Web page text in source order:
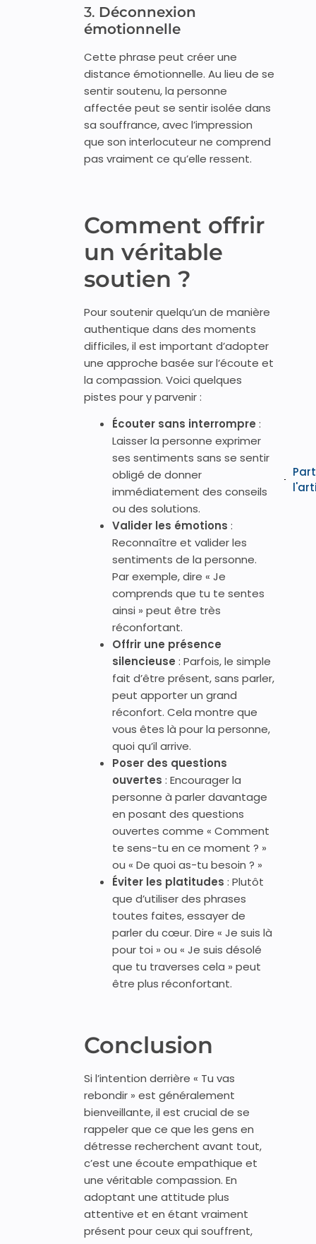
3. Déconnexion
émotionnelle
Cette phrase peut créer une
distance émotionnelle. Au lieu de se
sentir soutenu, la personne
affectée peut se sentir isolée dans
sa souffrance, avec l’impression
que son interlocuteur ne comprend
pas vraiment ce qu’elle ressent.
Comment offrir
un véritable
soutien ?
Pour soutenir quelqu’un de manière
authentique dans des moments
difficiles, il est important d’adopter
une approche basée sur l’écoute et
la compassion. Voici quelques
pistes pour y parvenir :
Écouter sans interrompre :
Laisser la personne exprimer
ses sentiments sans se sentir
obligé de donner
immédiatement des conseils
ou des solutions.
Valider les émotions :
Reconnaître et valider les
sentiments de la personne.
Par exemple, dire « Je
comprends que tu te sentes
ainsi » peut être très
réconfortant.
Offrir une présence
silencieuse : Parfois, le simple
fait d’être présent, sans parler,
peut apporter un grand
réconfort. Cela montre que
vous êtes là pour la personne,
quoi qu’il arrive.
Poser des questions
ouvertes : Encourager la
personne à parler davantage
en posant des questions
ouvertes comme « Comment
te sens-tu en ce moment ? »
ou « De quoi as-tu besoin ? »
Éviter les platitudes : Plutôt
que d’utiliser des phrases
toutes faites, essayer de
parler du cœur. Dire « Je suis là
pour toi » ou « Je suis désolé
que tu traverses cela » peut
être plus réconfortant.
Conclusion
Si l’intention derrière « Tu vas
rebondir » est généralement
bienveillante, il est crucial de se
rappeler que ce que les gens en
détresse recherchent avant tout,
c’est une écoute empathique et
une véritable compassion. En
adoptant une attitude plus
attentive et en étant vraiment
présent pour ceux qui souffrent,